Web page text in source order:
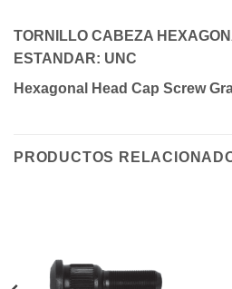
TORNILLO CABEZA
ESTANDAR: UNC
Hexagonal Head Cap Screw
PRODUCTOS